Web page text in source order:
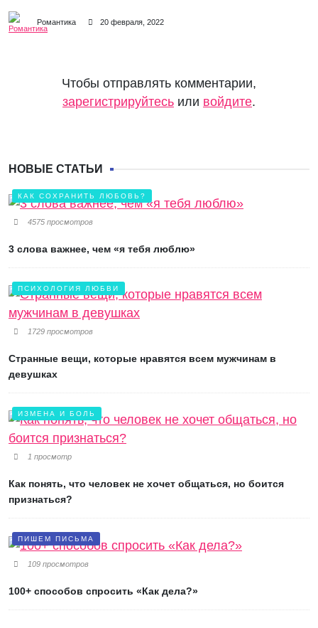
Романтика 20 февраля, 2022
Чтобы отправлять комментарии,
зарегистрируйтесь или войдите.
НОВЫЕ СТАТЬИ
КАК СОХРАНИТЬ ЛЮБОВЬ?
4575 просмотров
3 слова важнее, чем «я тебя люблю»
ПСИХОЛОГИЯ ЛЮБВИ
1729 просмотров
Странные вещи, которые нравятся всем мужчинам в
девушках
ИЗМЕНА И БОЛЬ
1 просмотр
Как понять, что человек не хочет общаться, но боится
признаться?
ПИШЕМ ПИСЬМА
109 просмотров
100+ способов спросить «Как дела?»